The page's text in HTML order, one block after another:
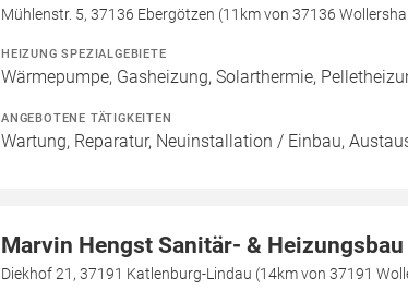
Mühlenstr. 5, 37136 Ebergötzen (11km von 37136
HEIZUNG SPEZIALGEBIETE
Wärmepumpe, Gasheizung, Solarthermie,
ANGEBOTENE TÄTIGKEITEN
Wartung, Reparatur, Neuinstallation / Einbau,
Marvin Hengst Sanitär- & Heizungsbau
Diekhof 21, 37191 Katlenburg-Lindau (14km von 37191